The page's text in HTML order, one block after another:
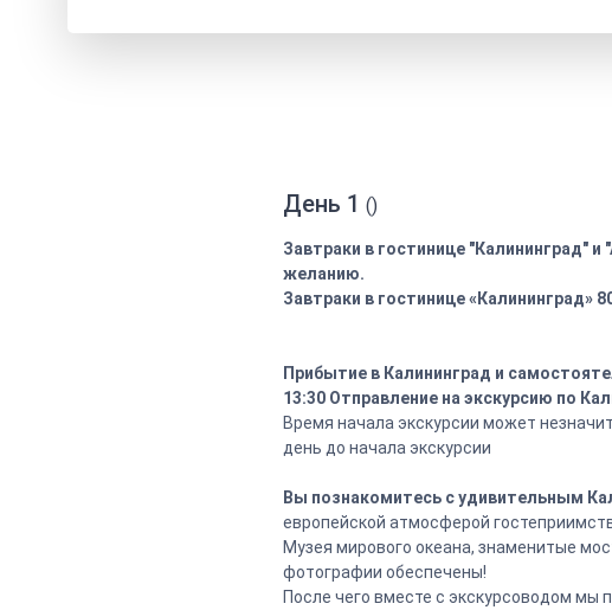
День 1 ()
Завтраки в гостинице "Калининград"
желанию.
Завтраки в гостинице «Калининград»
Прибытие в Калининград и
13:30 Отправление на экскурсию по
Время начала экскурсии может
день до начала экскурсии
Вы познакомитесь с удивительным
европейской атмосферой
Музея мирового океана, знаменитые
фотографии обеспечены!
После чего вместе с экскурсоводом мы